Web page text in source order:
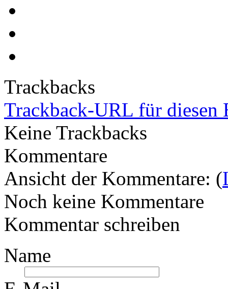
Trackbacks
Trackback-URL für diesen
Keine Trackbacks
Kommentare
Ansicht der Kommentare: (
Noch keine Kommentare
Kommentar schreiben
Name